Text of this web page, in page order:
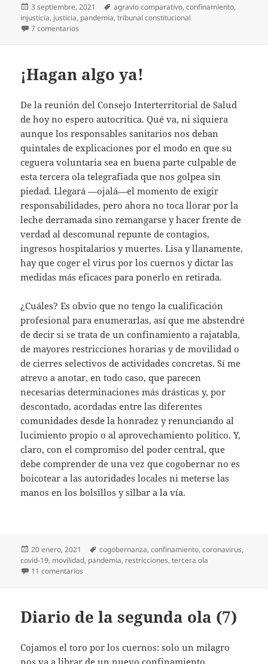
Publicado
el
3 septiembre, 2021 Etiquetas
agravio comparativo,confinamiento,
injusticia, justicia, pandemia,tribunal constitucional
7 comentarios
¡Hagan algo ya!
De la reunión del Consejo Interterritorial de Salud
de hoy no espero autocrítica. Qué va, ni siquiera
aunque los responsables sanitarios nos deban
quintales de explicaciones por el modo en que su
ceguera voluntaria sea en buena parte culpable de
esta tercera ola telegrafiada que nos golpea sin
piedad. Llegará —ojalá—el momento de exigir
responsabilidades, pero ahora no toca llorar por la
leche derramada sino remangarse y hacer frente de
verdad al descomunal repunte de contagios,
ingresos hospitalarios y muertes. Lisa y llanamente,
hay que coger el virus por los cuernos y dictar las
medidas más eficaces para ponerlo en retirada.
¿Cuáles? Es obvio que no tengo la cualificación
profesional para enumerarlas, así que me abstendré
de decir si se trata de un confinamiento a rajatabla,
de mayores restricciones horarias y de movilidad o
de cierres selectivos de actividades concretas. Sí me
atrevo a anotar, en todo caso, que parecen
necesarias determinaciones más drásticas y, por
descontado, acordadas entre las diferentes
comunidades desde la honradez y renunciando al
lucimiento propio o al aprovechamiento político. Y,
claro, con el compromiso del poder central, que
debe comprender de una vez que cogobernar no es
boicotear a las autoridades locales ni meterse las
manos en los bolsillos y silbar a la vía.
Publicado
el
20 enero, 2021 Etiquetas
cogobernanza,confinamiento,coronavirus,
covid-19, movilidad, pandemia, restricciones,tercera ola
11 comentarios
Diario de la segunda ola (7)
Cojamos el toro por los cuernos: solo un milagro
nos va a librar de un nuevo confinamiento